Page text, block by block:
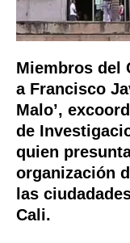
Miembros del
a Francisco
Malo’,
de
quien
organización
las
Cali.